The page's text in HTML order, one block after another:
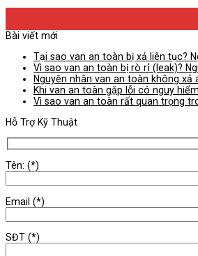
Bài viết mới
Tại sao van an toàn bị xả liên tục?
Vì sao van an toàn bị rò rỉ (leak)?
Nguyên nhân van an toàn không
Khi van an toàn gặp lỗi có nguy
Vì sao van an toàn rất quan trọng
Hỗ Trợ Kỹ Thuật
Tên: (*)
Email (*)
SĐT (*)